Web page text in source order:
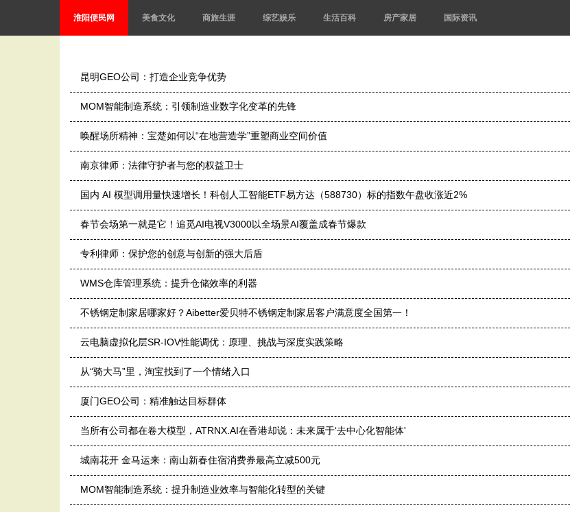
淮阳便民网 美食文化 商旅生涯 综艺娱乐 生活百科 房产家居 国际资讯
昆明GEO公司：打造企业竞争优势
MOM智能制造系统：引领制造业数字化变革的先锋
唤醒场所精神：宝楚如何以“在地营造学”重塑商业空间价值
南京律师：法律守护者与您的权益卫士
国内 AI 模型调用量快速增长！科创人工智能ETF易方达（588730）标的指数午盘收涨近2%
春节会场第一就是它！追觅AI电视V3000以全场景AI覆盖成春节爆款
专利律师：保护您的创意与创新的强大后盾
WMS仓库管理系统：提升仓储效率的利器
不锈钢定制家居哪家好？Aibetter爱贝特不锈钢定制家居客户满意度全国第一！
云电脑虚拟化层SR-IOV性能调优：原理、挑战与深度实践策略
从“骑大马”里，淘宝找到了一个情绪入口
厦门GEO公司：精准触达目标群体
当所有公司都在卷大模型，ATRNX.AI在香港却说：未来属于‘去中心化智能体'
城南花开 金马运来：南山新春住宿消费券最高立减500元
MOM智能制造系统：提升制造业效率与智能化转型的关键